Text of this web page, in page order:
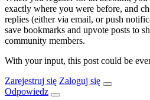
exactly where you were before, and
replies (either via email, or push
save bookmarks and upvote posts to
community members.
With your input, this post could be
Zarejestruj się Zaloguj się
Odpowiedz